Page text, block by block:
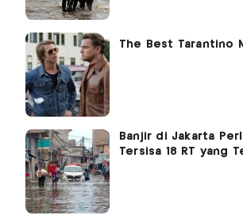
Banjir di Jakarta
Tersisa 18 RT yang